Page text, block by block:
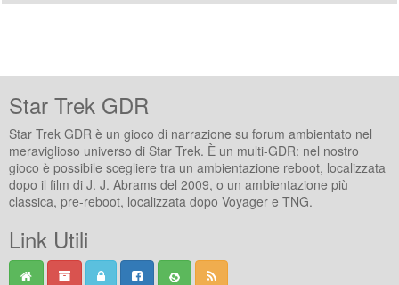
Star Trek GDR
Star Trek GDR è un gioco di narrazione su forum ambientato nel
meraviglioso universo di Star Trek. È un multi-GDR: nel nostro
gioco è possibile scegliere tra un ambientazione reboot, localizzata
dopo il film di J. J. Abrams del 2009, o un ambientazione più
classica, pre-reboot, localizzata dopo Voyager e TNG.
Link Utili